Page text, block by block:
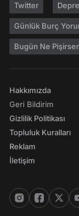
Twitter
Günlük Burç
Bugün Ne
Hakkımızda
Geri Bildirim
Gizlilik Politikası
Topluluk Kuralları
Reklam
İletişim